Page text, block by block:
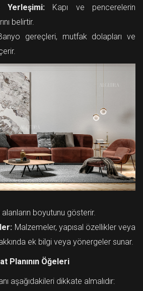
Kapı ve pencerelerin
belirtir.
gereçleri, mutfak dolapları ve
alanların boyutunu gösterir.
Malzemeler, yapısal özellikler veya
ek bilgi veya yönergeler sunar.
Planının Öğeleri
aşağıdakileri dikkate almalıdır: